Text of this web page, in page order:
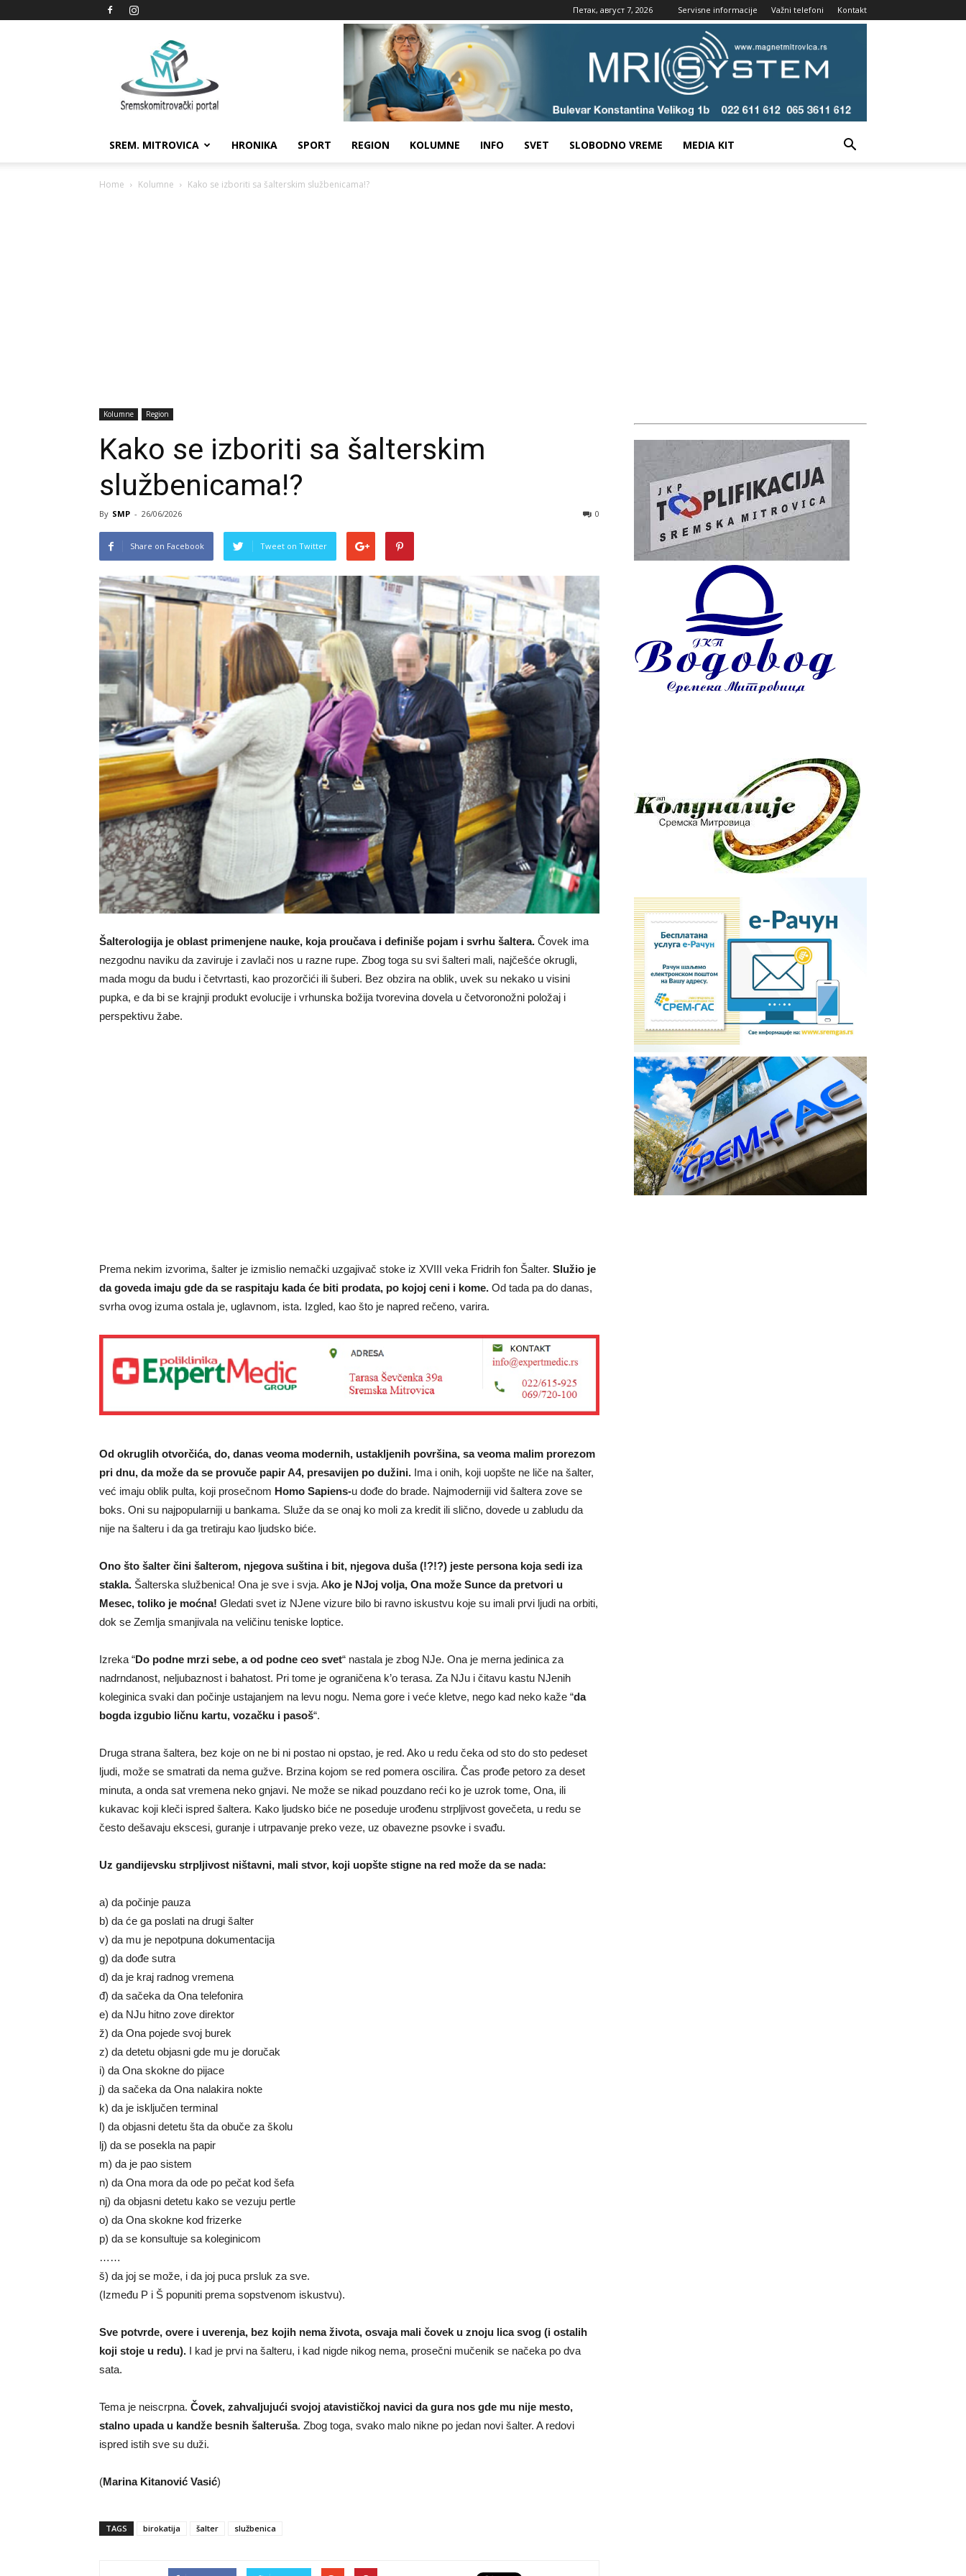
Петак, август 7, 2026 Servisne informacije Važni telefoni Kontakt
Sremskomitrovački
portal
SREM. MITROVICA HRONIKA SPORT REGION KOLUMNE INFO SVET SLOBODNO VREME MEDIA KIT
Home Kolumne Kako se izboriti sa šalterskim službenicama!?
Kolumne Region
Kako se izboriti sa šalterskim
službenicama!?
By SMP - 26/06/2026 0
Share on Facebook Tweet on Twitter
Šalterologija je oblast primenjene nauke, koja proučava i definiše pojam i svrhu šaltera. Čovek ima
nezgodnu naviku da zaviruje i zavlači nos u razne rupe. Zbog toga su svi šalteri mali, najčešće okrugli,
mada mogu da budu i četvrtasti, kao prozorčići ili šuberi. Bez obzira na oblik, uvek su nekako u visini
pupka, e da bi se krajnji produkt evolucije i vrhunska božija tvorevina dovela u četvoronožni položaj i
perspektivu žabe.
Prema nekim izvorima, šalter je izmislio nemački uzgajivač stoke iz XVIII veka Fridrih fon Šalter. Služio je
da goveda imaju gde da se raspitaju kada će biti prodata, po kojoj ceni i kome. Od tada pa do danas,
svrha ovog izuma ostala je, uglavnom, ista. Izgled, kao što je napred rečeno, varira.
Od okruglih otvorčića, do, danas veoma modernih, ustakljenih površina, sa veoma malim prorezom
pri dnu, da može da se provuče papir A4, presavijen po dužini. Ima i onih, koji uopšte ne liče na šalter,
već imaju oblik pulta, koji prosečnom Homo Sapiens-u dođe do brade. Najmoderniji vid šaltera zove se
boks. Oni su najpopularniji u bankama. Služe da se onaj ko moli za kredit ili slično, dovede u zabludu da
nije na šalteru i da ga tretiraju kao ljudsko biće.
Ono što šalter čini šalterom, njegova suština i bit, njegova duša (!?!?) jeste persona koja sedi iza
stakla. Šalterska službenica! Ona je sve i svja. Ako je NJoj volja, Ona može Sunce da pretvori u
Mesec, toliko je moćna! Gledati svet iz NJene vizure bilo bi ravno iskustvu koje su imali prvi ljudi na orbiti,
dok se Zemlja smanjivala na veličinu teniske loptice.
Izreka “Do podne mrzi sebe, a od podne ceo svet“ nastala je zbog NJe. Ona je merna jedinica za
nadrndanost, neljubaznost i bahatost. Pri tome je ograničena k’o terasa. Za NJu i čitavu kastu NJenih
koleginica svaki dan počinje ustajanjem na levu nogu. Nema gore i veće kletve, nego kad neko kaže “da
bogda izgubio ličnu kartu, vozačku i pasoš“.
Druga strana šaltera, bez koje on ne bi ni postao ni opstao, je red. Ako u redu čeka od sto do sto pedeset
ljudi, može se smatrati da nema gužve. Brzina kojom se red pomera oscilira. Čas prođe petoro za deset
minuta, a onda sat vremena neko gnjavi. Ne može se nikad pouzdano reći ko je uzrok tome, Ona, ili
kukavac koji kleči ispred šaltera. Kako ljudsko biće ne poseduje urođenu strpljivost govečeta, u redu se
često dešavaju ekscesi, guranje i utrpavanje preko veze, uz obavezne psovke i svađu.
Uz gandijevsku strpljivost ništavni, mali stvor, koji uopšte stigne na red može da se nada:
a) da počinje pauza
b) da će ga poslati na drugi šalter
v) da mu je nepotpuna dokumentacija
g) da dođe sutra
d) da je kraj radnog vremena
đ) da sačeka da Ona telefonira
e) da NJu hitno zove direktor
ž) da Ona pojede svoj burek
z) da detetu objasni gde mu je doručak
i) da Ona skokne do pijace
j) da sačeka da Ona nalakira nokte
k) da je isključen terminal
l) da objasni detetu šta da obuče za školu
lj) da se posekla na papir
m) da je pao sistem
n) da Ona mora da ode po pečat kod šefa
nj) da objasni detetu kako se vezuju pertle
o) da Ona skokne kod frizerke
p) da se konsultuje sa koleginicom
……
š) da joj se može, i da joj puca prsluk za sve.
(Između P i Š popuniti prema sopstvenom iskustvu).
Sve potvrde, overe i uverenja, bez kojih nema života, osvaja mali čovek u znoju lica svog (i ostalih
koji stoje u redu). I kad je prvi na šalteru, i kad nigde nikog nema, prosečni mučenik se načeka po dva
sata.
Tema je neiscrpna. Čovek, zahvaljujući svojoj atavističkoj navici da gura nos gde mu nije mesto,
stalno upada u kandže besnih šalteruša. Zbog toga, svako malo nikne po jedan novi šalter. A redovi
ispred istih sve su duži.
(Marina Kitanović Vasić)
TAGS birokatija šalter službenica